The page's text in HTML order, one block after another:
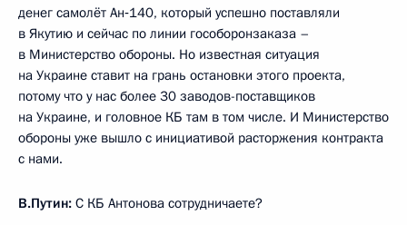
денег самолёт Ан‑140, который успешно поставляли
в Якутию и сейчас по линии гособоронзаказа –
в Министерство обороны. Но известная ситуация
на Украине ставит на грань остановки этого проекта,
потому что у нас более 30 заводов-поставщиков
на Украине, и головное КБ там в том числе. И Министерство
обороны уже вышло с инициативой расторжения контракта
с нами.
В.Путин: С КБ Антонова сотрудничаете?